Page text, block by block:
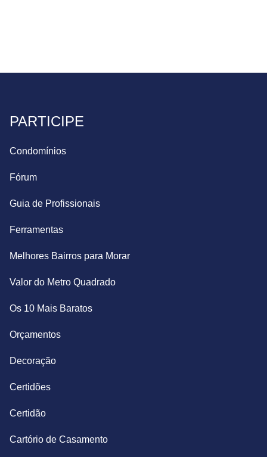
PARTICIPE
Condomínios
Fórum
Guia de Profissionais
Ferramentas
Melhores Bairros para Morar
Valor do Metro Quadrado
Os 10 Mais Baratos
Orçamentos
Decoração
Certidões
Certidão
Cartório de Casamento